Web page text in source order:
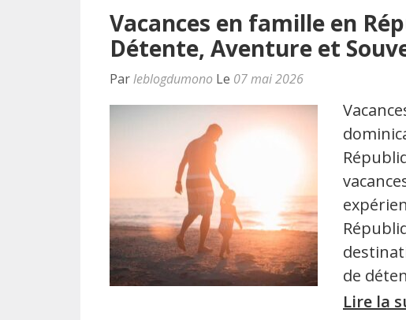
Vacances en famille en
Détente, Aventure et
Parleblogdumono Le 07 mai 2026
de
Lire la